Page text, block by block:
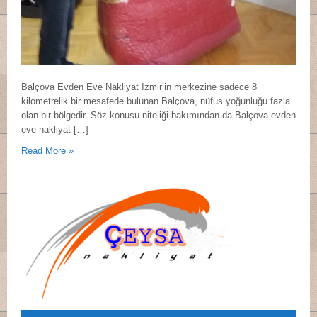
Balçova Evden Eve Nakliyat İzmir’in merkezine sadece 8
kilometrelik bir mesafede bulunan Balçova, nüfus yoğunluğu fazla
olan bir bölgedir. Söz konusu niteliği bakımından da Balçova evden
eve nakliyat […]
Read More »